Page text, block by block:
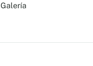
Galería